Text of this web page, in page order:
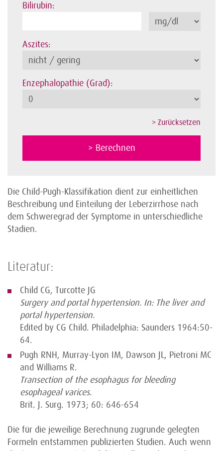
Bilirubin:
Aszites:
Enzephalopathie (Grad):
Die Child-Pugh-Klassifikation dient zur einheitlichen
Beschreibung und Einteilung der Leberzirrhose nach
dem Schweregrad der Symptome in unterschiedliche
Stadien.
Literatur:
Child CG, Turcotte JG
Surgery and portal hypertension. In: The liver and
portal hypertension.
Edited by CG Child. Philadelphia: Saunders 1964:50-
64.
Pugh RNH, Murray-Lyon IM, Dawson JL, Pietroni MC
and Williams R.
Transection of the esophagus for bleeding
esophageal varices.
Brit. J. Surg. 1973; 60: 646-654
Die für die jeweilige Berechnung zugrunde gelegten
Formeln entstammen publizierten Studien. Auch wenn